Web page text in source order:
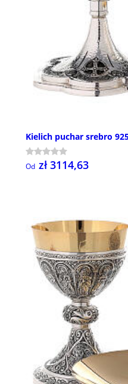
Kielich puchar srebro
Od zł 3114,63